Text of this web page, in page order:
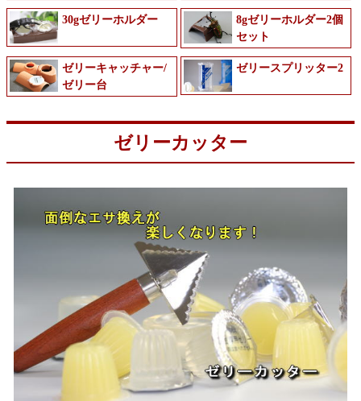
30gゼリーホルダー
8gゼリーホルダー2個
セット
ゼリーキャッチャー/
ゼリー台
ゼリースプリッター2
ゼリーカッター